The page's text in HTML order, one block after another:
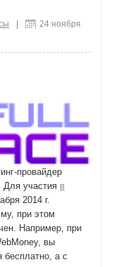
24 ноября
провайдер
Для участия в
2014 г.
при этом
Например, при
вы
бесплатно, а с